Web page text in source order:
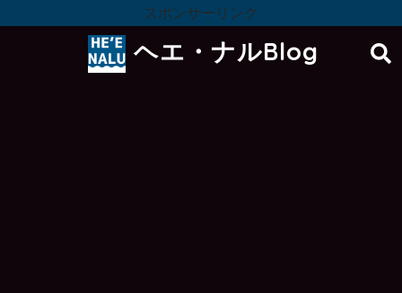
スポンサーリンク
ヘエ・ナルBlog